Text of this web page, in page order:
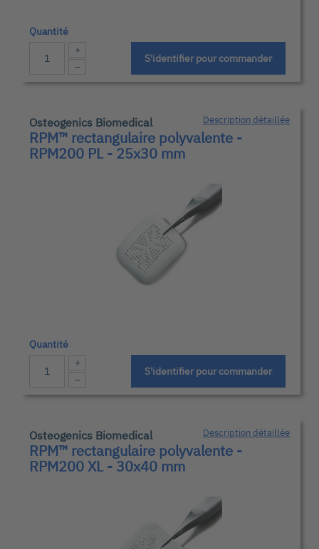
Quantité
+
−
S'identifier pour commander
Osteogenics Biomedical
RPM™ rectangulaire polyvalente -
RPM200 PL - 25x30 mm
Description détaillée
Quantité
+
−
S'identifier pour commander
Osteogenics Biomedical
RPM™ rectangulaire polyvalente -
RPM200 XL - 30x40 mm
Description détaillée